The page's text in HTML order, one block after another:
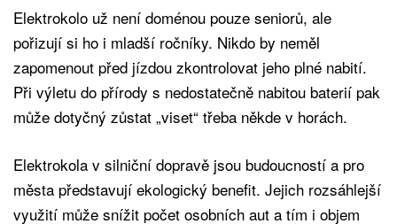
Elektrokolo už není doménou pouze seniorů, ale
pořizují si ho i mladší ročníky. Nikdo by neměl
zapomenout před jízdou zkontrolovat jeho plné nabití.
Při výletu do přírody s nedostatečně nabitou baterií pak
může dotyčný zůstat „viset“ třeba někde v horách.
Elektrokola v silniční dopravě jsou budoucností a pro
města představují ekologický benefit. Jejich rozsáhlejší
využití může snížit počet osobních aut a tím i objem